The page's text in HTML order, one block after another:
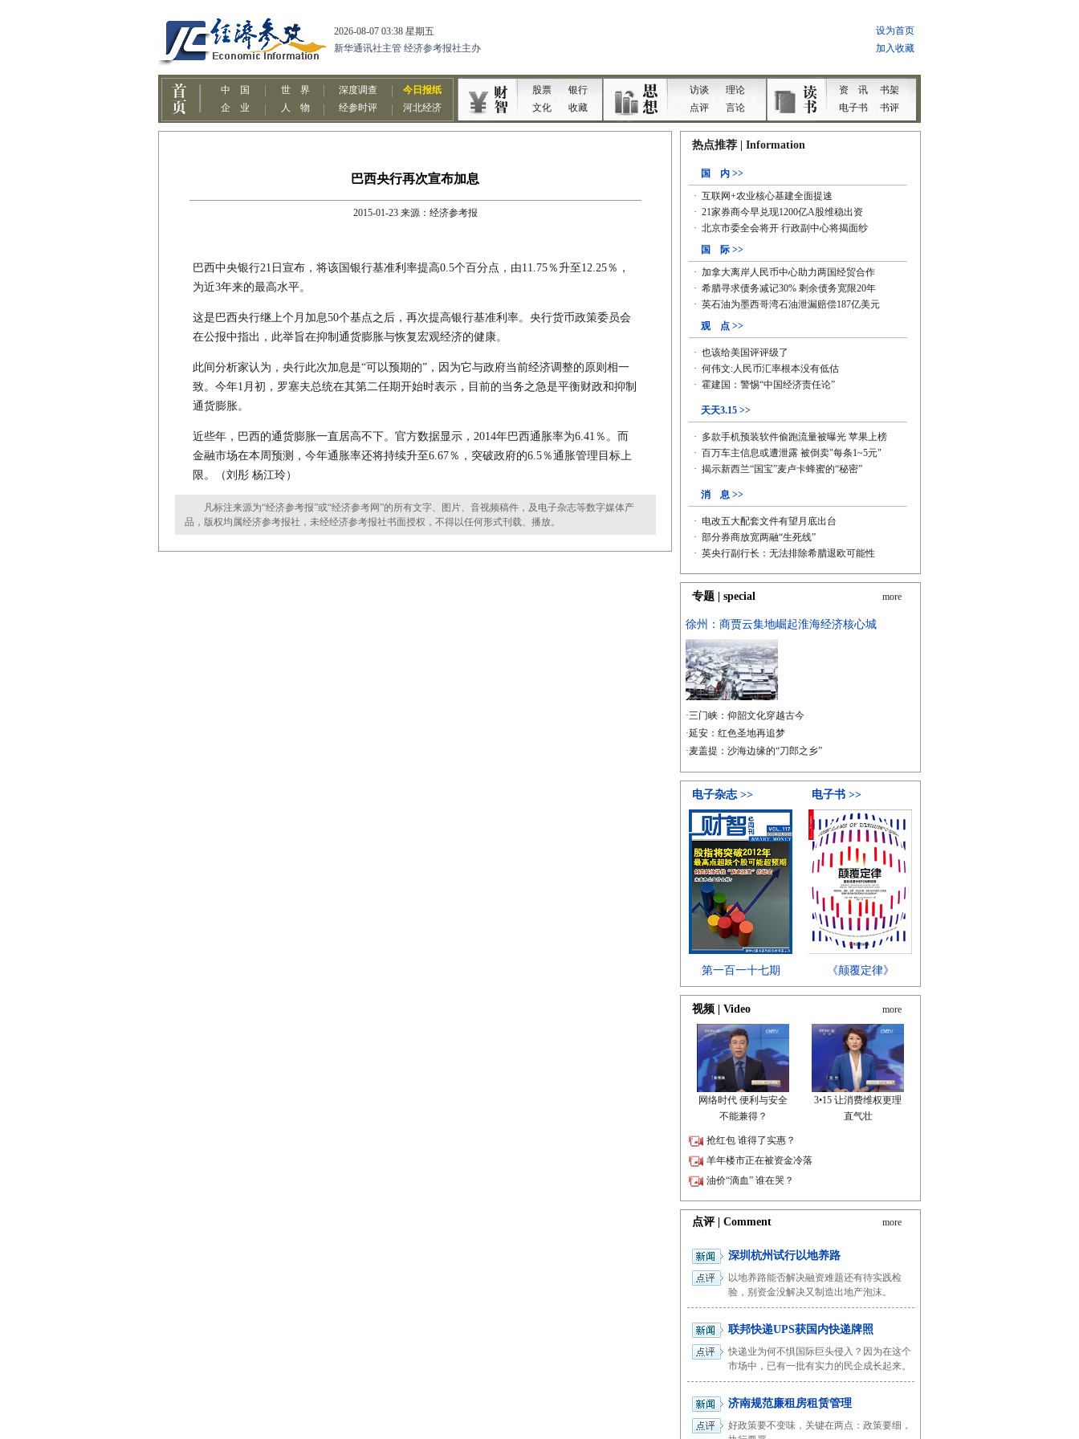
巴西央行再次宣布加息
2015-01-23 来源：经济参考报
巴西中央银行21日宣布，将该国银行基准利率提高0.5个百分点，由11.75％升至12.25％，
为近3年来的最高水平。
这是巴西央行继上个月加息50个基点之后，再次提高银行基准利率。央行货币政策委员会
在公报中指出，此举旨在抑制通货膨胀与恢复宏观经济的健康。
此间分析家认为，央行此次加息是“可以预期的”，因为它与政府当前经济调整的原则相一
致。今年1月初，罗塞夫总统在其第二任期开始时表示，目前的当务之急是平衡财政和抑制
通货膨胀。
近些年，巴西的通货膨胀一直居高不下。官方数据显示，2014年巴西通胀率为6.41％。而
金融市场在本周预测，今年通胀率还将持续升至6.67％，突破政府的6.5％通胀管理目标上
限。（刘彤 杨江玲）
凡标注来源为“经济参考报”或“经济参考网”的所有文字、图片、音视频稿件，及电子杂志等数字媒体产
品，版权均属经济参考报社，未经经济参考报社书面授权，不得以任何形式刊载、播放。